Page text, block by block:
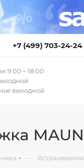
+7 (499) 703-24-24
9:00 – 18:00
выходной
—